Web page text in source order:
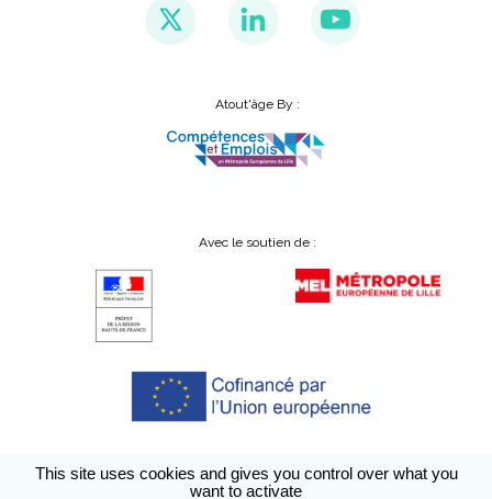
Atout'âge By :
Avec le soutien de :
Conditions générales d’utilisation A propos
This site uses cookies and gives you control over what you
want to activate